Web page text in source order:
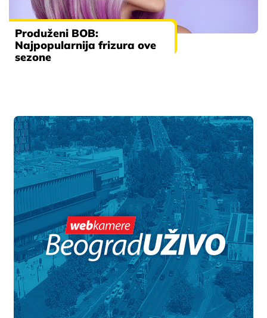
Produženi BOB:
Najpopularnija frizura ove
sezone